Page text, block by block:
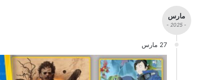
مارس
- 2025 -
27 مارس